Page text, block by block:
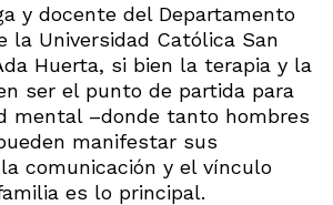
y docente del Departamento
la Universidad Católica San
Huerta, si bien la terapia y la
ser el punto de partida para
mental –donde tanto hombres
manifestar sus
comunicación y el vínculo
es lo principal.